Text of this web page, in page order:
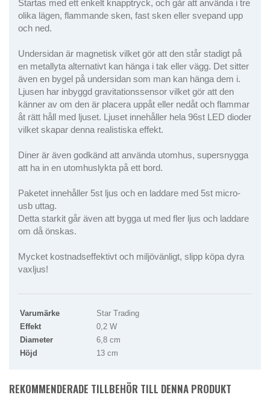
Startas med ett enkelt knapptryck, och går att använda i tre
olika lägen, flammande sken, fast sken eller svepand upp
och ned.
Undersidan är magnetisk vilket gör att den står stadigt på
en metallyta alternativt kan hänga i tak eller vägg. Det sitter
även en bygel på undersidan som man kan hänga dem i.
Ljusen har inbyggd gravitationssensor vilket gör att den
känner av om den är placera uppåt eller nedåt och flammar
åt rätt håll med ljuset. Ljuset innehåller hela 96st LED dioder
vilket skapar denna realistiska effekt.
Diner är även godkänd att använda utomhus, supersnygga
att ha in en utomhuslykta på ett bord.
Paketet innehåller 5st ljus och en laddare med 5st micro-
usb uttag.
Detta starkit går även att bygga ut med fler ljus och laddare
om då önskas.
Mycket kostnadseffektivt och miljövänligt, slipp köpa dyra
vaxljus!
Varumärke
Star Trading
Effekt
0,2 W
Diameter
6,8 cm
Höjd
13 cm
REKOMMENDERADE TILLBEHÖR TILL DENNA PRODUKT